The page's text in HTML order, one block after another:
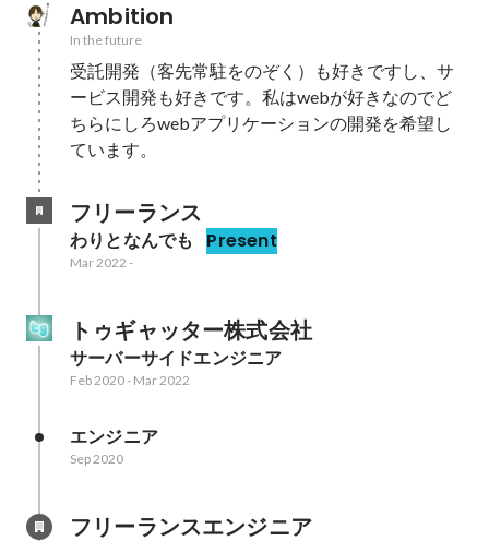
Ambition
In the future
受託開発（客先常駐をのぞく）も好きですし、サ
ービス開発も好きです。私はwebが好きなのでど
ちらにしろwebアプリケーションの開発を希望し
ています。
フリーランス
わりとなんでも Present
Mar 2022 -
トゥギャッター株式会社
サーバーサイドエンジニア
Feb 2020- Mar 2022
エンジニア
Sep 2020
フリーランスエンジニア